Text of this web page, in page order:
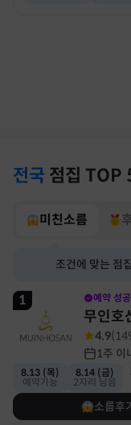
전국 점집 TOP
미친소름
조건에 맞는 점집
1 예약 성
무인호
4.9(
1주 이
8.13 (목)
예약가능
8.14 (금)
2자리 남음
소름후